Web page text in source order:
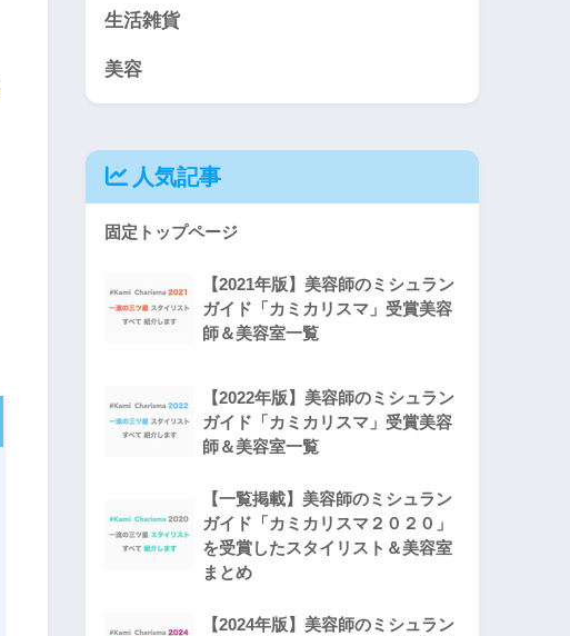
生活雑貨
美容
人気記事
固定トップページ
【2021年版】美容師のミシュラン
ガイド「カミカリスマ」受賞美容
師＆美容室一覧
【2022年版】美容師のミシュラン
ガイド「カミカリスマ」受賞美容
師＆美容室一覧
【一覧掲載】美容師のミシュラン
ガイド「カミカリスマ２０２０」
を受賞したスタイリスト＆美容室
まとめ
【2024年版】美容師のミシュラン